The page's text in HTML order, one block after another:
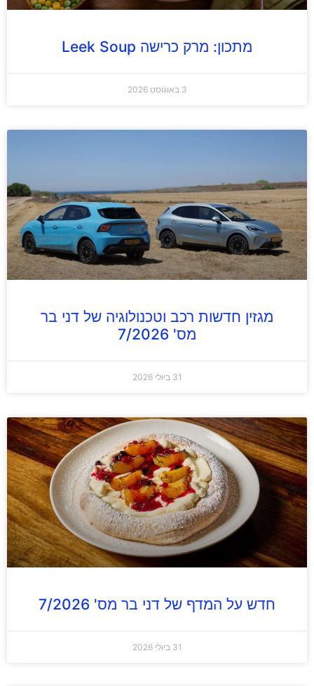
מתכון: מרק כרישה Leek Soup
3 באוגוסט 2026
מגזין חדשות רכב וטכנולוגיה של דני בר
מס' 7/2026
31 ביולי 2026
חדש על המדף של דני בר מס' 7/2026
31 ביולי 2026